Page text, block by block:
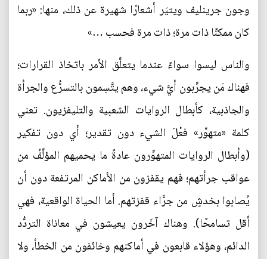
وجون جرينليف ويتيَر أشعارًا شهيرة عن ذلك، منها: «ربما
كان ممكنًا ذات مرة؛ ذات مرة فحسب …»
والناس ليسوا سواءً عندما يتعلَّق الأمر باتخاذ القرارات؛
فهناك مَن يجرِّبون أيَّ شيء، وهم يتَّسِمون بالتسرُّع والجرأة
والجاذبية، كأبطال الروايات الشعبية والتليفزيون. تعني
كلمة «متهوِّر» فعْلَ الشيء دون تقدير؛ أي دون تفكير
(وأبطال الروايات المتهوِّرون عادةً ما يحميهم المؤلِّفُ من
عواقب جرأتهم؛ فهم يقفزون من الأماكن المرتفعة دون أن
يُصابوا بخدشٍ من جرَّاء قفزتهم. أما الحياة الواقعية، فهي
أقل تسامحًا). وهناك آخَرون يعيشون في معاناة التردُّد
الدائم، وهؤلاء قابعون في أماكنهم وخائفون من الخطأ، ولا